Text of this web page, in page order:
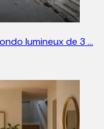
lumineux de 3 …